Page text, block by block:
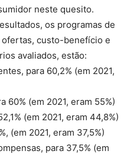
neste quesito.
os programas de
custo-benefício e
avaliados, estão:
para 60,2% (em 2021,
60% (em 2021, eram 55%)
(em 2021, eram 44,8%)
(em 2021, eram 37,5%)
para 37,5% (em